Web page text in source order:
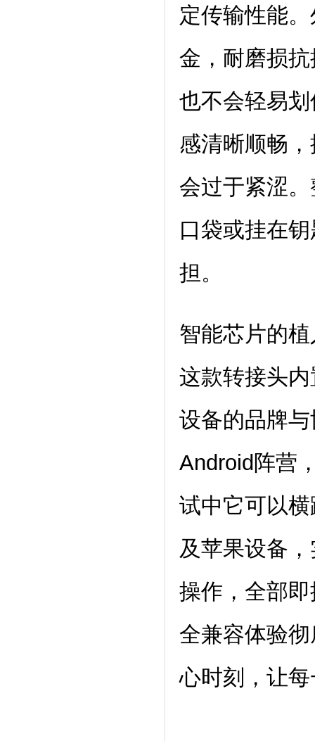
定传输性能
金，耐磨损
也不会轻易
感清晰顺畅
会过于紧涩
口袋或挂在
担。
智能芯片的
这款转接头
设备的品牌
Android阵营
试中它可以
及苹果设备
操作，全部
全兼容体验
心时刻，让